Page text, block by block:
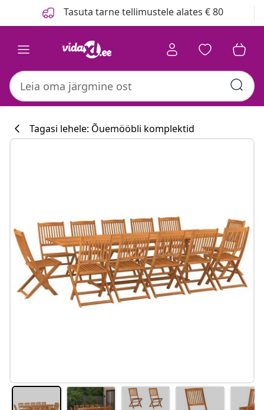
Tasuta tarne tellimustele alates € 80
#sharemevidaxl
Tagasi lehele: Õuemööbli komplektid